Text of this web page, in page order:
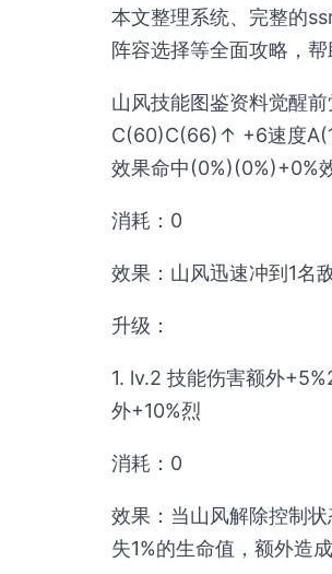
本文整理系统、完整的
阵容选择等全面攻略，
山风技能图鉴资料觉醒
C(60)C(66)↑ +6速度
效果命中(0%)(0%)+0%
消耗：0
效果：山风迅速冲到1名
升级：
1. lv.2 技能伤害额外
外+10%烈
消耗：0
效果：当山风解除控制
失1%的生命值，额外造